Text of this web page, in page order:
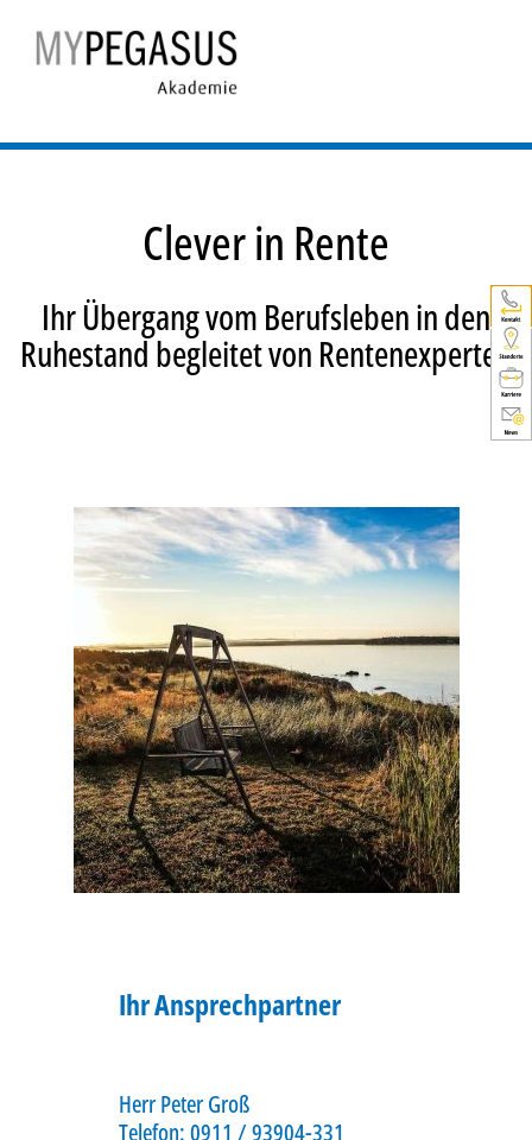
Clever in Rente
Ihr Übergang vom Berufsleben in den
Ruhestand begleitet von Rentenexperten
Ihr Ansprechpartner
Herr Peter Groß
Telefon: 0911 / 93904-331